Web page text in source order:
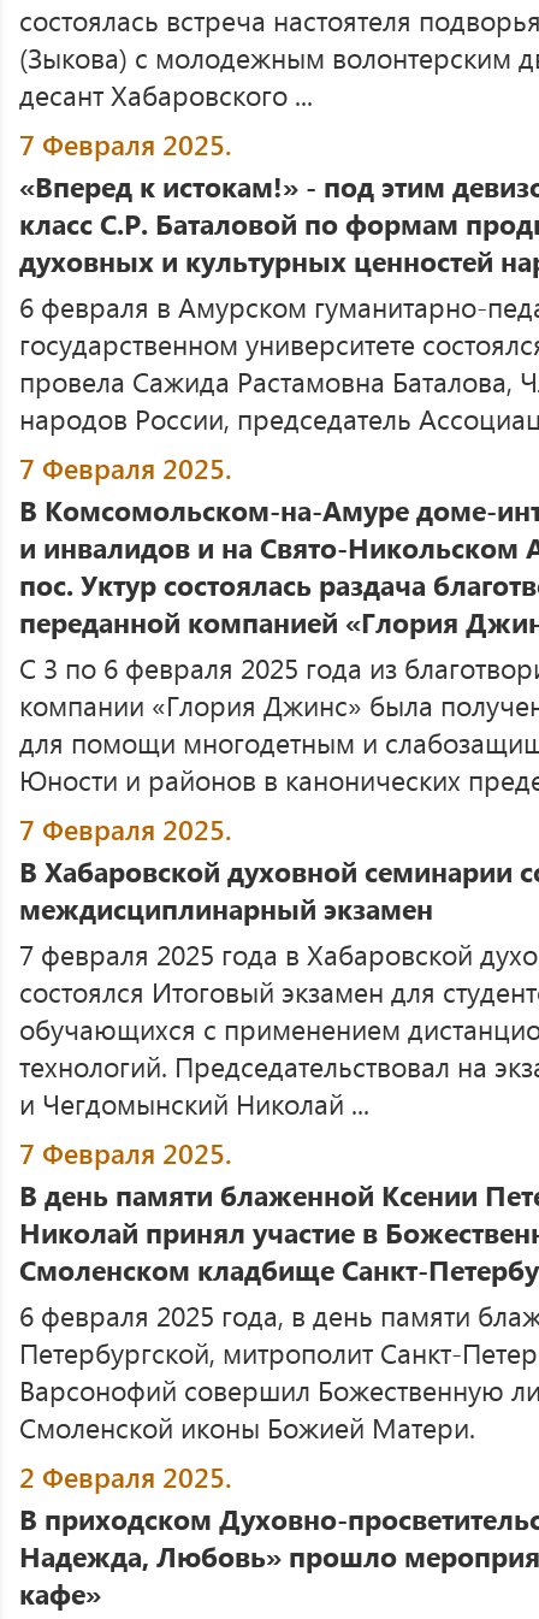
состоялась встреча настоятеля
(Зыкова) с молодежным волонтерским
десант Хабаровского ...
7 Февраля 2025.
«Вперед к истокам!» - под этим
класс С.Р. Баталовой по формам
духовных и культурных ценностей
6 февраля в Амурском гуманитарно-
государственном университете
провела Сажида Растамовна Баталова,
народов России, председатель
7 Февраля 2025.
В Комсомольском-на-Амуре доме-
и инвалидов и на Свято-Никольском
пос. Уктур состоялась раздача
переданной компанией «Глория
С 3 по 6 февраля 2025 года из
компании «Глория Джинс» была
для помощи многодетным и
Юности и районов в канонических
7 Февраля 2025.
В Хабаровской духовной семинарии
междисциплинарный экзамен
7 февраля 2025 года в Хабаровской
состоялся Итоговый экзамен для
обучающихся с применением
технологий. Председательствовал на
и Чегдомынский Николай ...
7 Февраля 2025.
В день памяти блаженной Ксении
Николай принял участие в
Смоленском кладбище Санкт-
6 февраля 2025 года, в день памяти
Петербургской, митрополит Санкт-
Варсонофий совершил Божественную
Смоленской иконы Божией Матери.
2 Февраля 2025.
В приходском Духовно-
Надежда, Любовь» прошло
кафе»